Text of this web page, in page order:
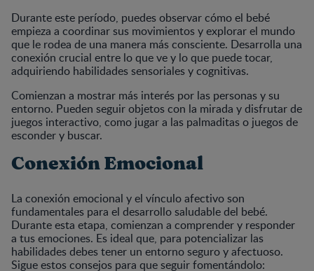
Durante este período, puedes observar cómo el bebé
empieza a coordinar sus movimientos y explorar el mundo
que le rodea de una manera más consciente. Desarrolla una
conexión crucial entre lo que ve y lo que puede tocar,
adquiriendo habilidades sensoriales y cognitivas.
Comienzan a mostrar más interés por las personas y su
entorno. Pueden seguir objetos con la mirada y disfrutar de
juegos interactivo, como jugar a las palmaditas o juegos de
esconder y buscar.
Conexión Emocional
La conexión emocional y el vínculo afectivo son
fundamentales para el desarrollo saludable del bebé.
Durante esta etapa, comienzan a comprender y responder
a tus emociones. Es ideal que, para potencializar las
habilidades debes tener un entorno seguro y afectuoso.
Sigue estos consejos para que seguir fomentándolo: